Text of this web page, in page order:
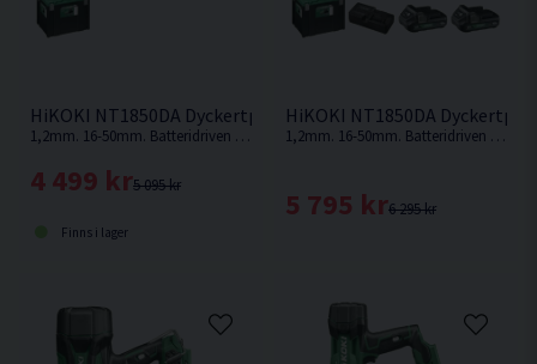
HiKOKI NT1850DA Dyckertpistol 18V
1,2mm. 16-50mm. Batteridriven dyckertpistol med lägst vikt i klassen! Väger endast 2,4kg med ett 2,0ah batteri. Levereras utan batteri och laddare.
5 095 kr
4 499 kr
Finns i lager
HiKOKI NT1850DA
1,2mm. 16-50mm. Batteridriven dyckertpistol med lägst vikt i klassen! Endast 2,4kg med ett 2,0ah batteri.
6 295 kr
5 795 kr